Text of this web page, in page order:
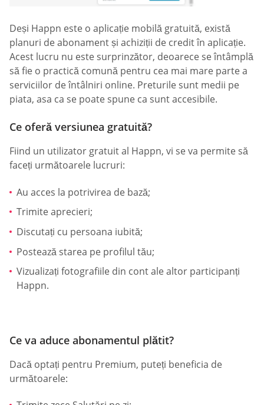
Deși Happn este o aplicație mobilă gratuită, există
planuri de abonament și achiziții de credit în aplicație.
Acest lucru nu este surprinzător, deoarece se întâmplă
să fie o practică comună pentru cea mai mare parte a
serviciilor de întâlniri online. Preturile sunt medii pe
piata, asa ca se poate spune ca sunt accesibile.
Ce oferă versiunea gratuită?
Fiind un utilizator gratuit al Happn, vi se va permite să
faceți următoarele lucruri:
Au acces la potrivirea de bază;
Trimite aprecieri;
Discutați cu persoana iubită;
Postează starea pe profilul tău;
Vizualizați fotografiile din cont ale altor participanți
Happn.
Ce va aduce abonamentul plătit?
Dacă optați pentru Premium, puteți beneficia de
următoarele: